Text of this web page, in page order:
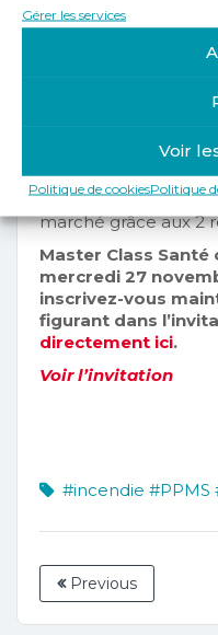
Gérer les services
Voir
Politique de cookiesPolitique
Master Class sur le
Ce marché en plein
des prochaines
faire le point sur les
premier bilan de
offre de services
des gestionnaires
marché grâce aux 2
Master Class Santé
mercredi 27
inscrivez-vous
figurant dans
directement ici.
Voir l’invitation
#incendie #PPMS
Previous